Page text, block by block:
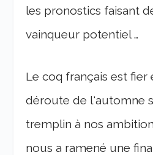
les pronostics faisant
vainqueur potentiel …
Le coq français est fier
déroute de l'automne
tremplin à nos
nous a ramené une